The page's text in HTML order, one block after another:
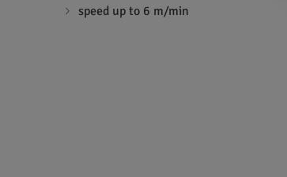
speed up to 6 m/min